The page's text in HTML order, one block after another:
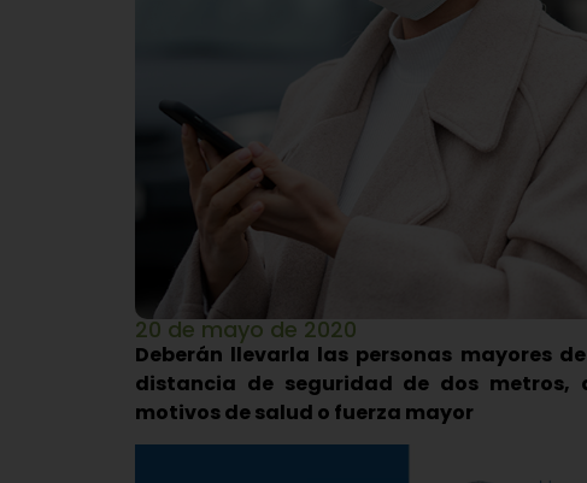
20 de mayo de 2020
Deberán llevarla las personas mayores
distancia de seguridad de dos metros,
motivos de salud o fuerza mayor